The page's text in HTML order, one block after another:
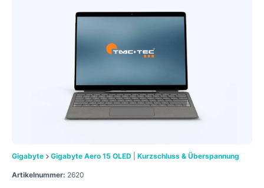
Gigabyte Gigabyte Aero 15 OLED Kurzschluss & Überspannung
Artikelnummer: 2620